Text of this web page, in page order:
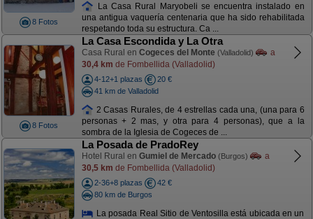
8 Fotos
La Casa Rural Maryobeli se encuentra instalado en
una antigua vaquería centenaria que ha sido rehabilitada
respetando toda su estructura. Ca ...
8 Fotos
La Casa Escondida y La Otra
Casa Rural en Cogeces del Monte (Valladolid)
a
30,4 km de Fombellida (Valladolid)
4-12+1 plazas
20 €
41 km de Valladolid
2 Casas Rurales, de 4 estrellas cada una, (una para 6
personas + 2 mas, y otra para 4 personas), que a la
sombra de la Iglesia de Cogeces de ...
La Posada de PradoRey
Hotel Rural en Gumiel de Mercado (Burgos)
a
30,5 km de Fombellida (Valladolid)
2-36+8 plazas
42 €
80 km de Burgos
La posada Real Sitio de Ventosilla está ubicada en un